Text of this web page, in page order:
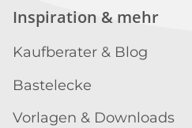
Inspiration & mehr
Kaufberater & Blog
Bastelecke
Vorlagen & Downloads